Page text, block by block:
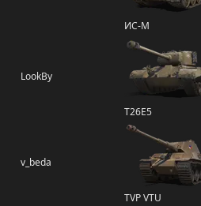
ИС-М
LookBy
T26E5
v_beda
TVP VTU